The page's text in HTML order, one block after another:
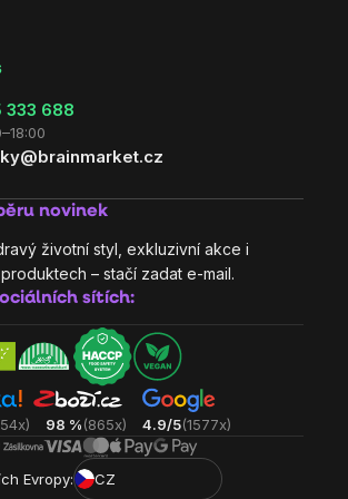
333 688
novinek
životní styl, exkluzivní akce i
– stačí zadat e-mail.
sítích:
98 %(865x) 4.9/5(1577x)
Evropy: CZ